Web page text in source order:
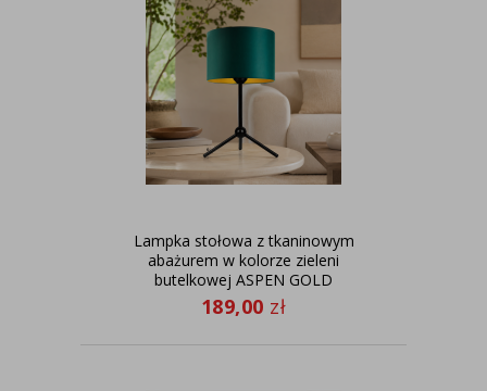
Lampka stołowa z tkaninowym
abażurem w kolorze zieleni
butelkowej ASPEN GOLD
189,00 zł